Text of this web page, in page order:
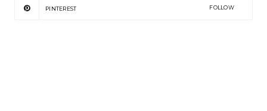
PINTEREST FOLLOW